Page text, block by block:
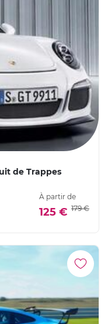
de Trappes
À partir de
125 € 179 €